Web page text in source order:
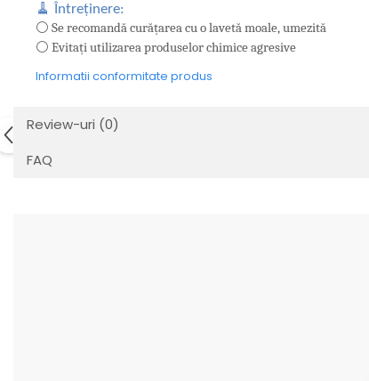
🧹 Întreținere:
⚪ Se recomandă curățarea cu o lavetă moale, umezită
⚪ Evitați utilizarea produselor chimice agresive
Informatii conformitate produs
Review-uri (0)
FAQ